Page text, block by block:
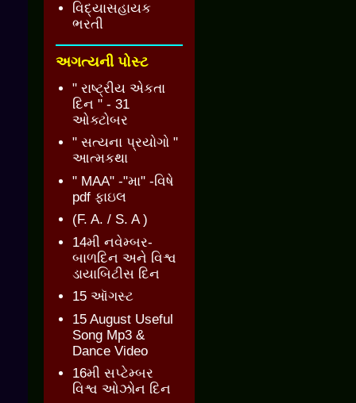
વિદ્યાસહાયક
ભરતી
અગત્યની પોસ્ટ
" રાષ્ટ્રીય એકતા
દિન " - 31
ઓક્ટોબર
" સત્યના પ્રયોગો "
આત્મકથા
" MAA" -"મા" -વિષે
pdf ફાઇલ
(F. A. / S. A )
14મી નવેમ્બર-
બાળદિન અને વિશ્વ
ડાયાબિટીસ દિન
15 ઑગસ્ટ
15 August Useful
Song Mp3 &
Dance Video
16મી સપ્ટેમ્બર
વિશ્વ ઓઝોન દિન